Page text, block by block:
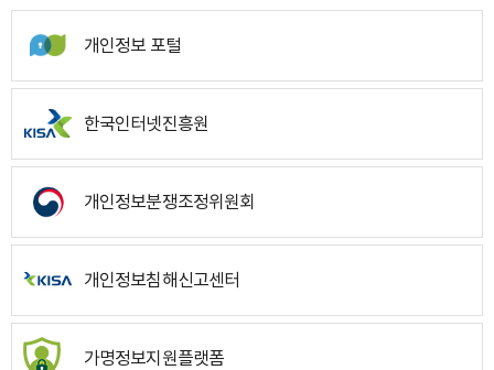
개인정보 포털
한국인터넷진흥원
개인정보분쟁조정위원회
개인정보침해신고센터
가명정보지원플랫폼